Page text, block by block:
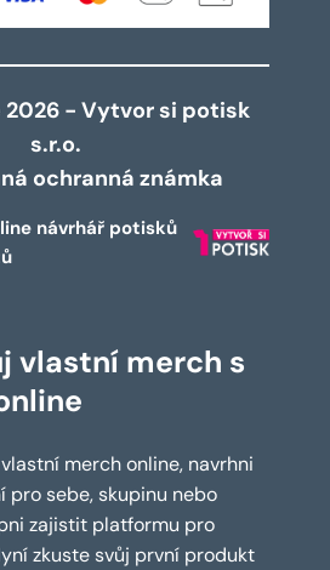
- Vytvor si potisk
s.r.o.
ochranná známka
návrhář potisků
vlastní merch s
merch online, navrhni
pro sebe, skupinu nebo
zajistit platformu pro
zkuste svůj první produkt